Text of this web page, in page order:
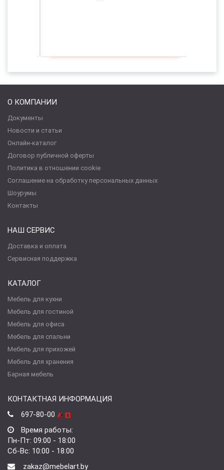
О КОМПАНИИ
Документы
Новости и статьи
Онлайн-каталог
Договор публичной оферты
Политика в отношении cookie
Соглашение на обработку персональных данных
Шоурумы
Контакты
НАШ СЕРВИС
Доставка и оплата
Сервисная поддержка
КАТАЛОГ
Мебель для кухни
Мебель для гостиной
Мебель для офиса
Мебель для спальни
Мебель для прихожей
Мебель для хранения
Барная мебель
КОНТАКТНАЯ ИНФОРМАЦИЯ
697-80-00
Время работы:
Пн-Пт: 09:00 - 18:00
Сб-Вс: 10:00 - 18:00
zakaz@mebelart.by